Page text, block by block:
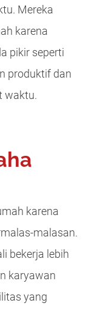
Mereka
karena
pikir seperti
produktif dan
waktu.
karena
malasan.
bekerja lebih
karyawan
yang